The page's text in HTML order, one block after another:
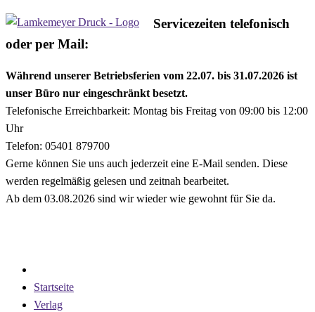
Zum
Inhalt
Lamkemeyer
Druck
Offsetdruck,
Digitaldruck,
Mediengestaltung,
Design,
Werbemittel,
Werbeartikel
in
Osnabrück
Servicezeiten telefonisch
oder per Mail:
Während unserer Betriebsferien vom 22.07. bis 31.07.2026 ist
unser Büro nur eingeschränkt besetzt.
Telefonische Erreichbarkeit: Montag bis Freitag von 09:00 bis 12:00
Uhr
Telefon: 05401 879700
Gerne können Sie uns auch jederzeit eine E-Mail senden. Diese
werden regelmäßig gelesen und zeitnah bearbeitet.
Ab dem 03.08.2026 sind wir wieder wie gewohnt für Sie da.
Startseite
Verlag